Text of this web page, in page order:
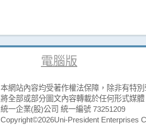
電腦版
本網站內容均受著作權法保障，除非有特
將全部或部分圖文內容轉載於任何形式媒體
統一企業(股)公司 統一編號 73251209
Copyright©2026Uni-President Enterprises